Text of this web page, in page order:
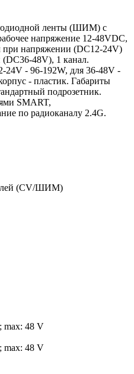
ленты (ШИМ) с
напряжение 12-48VDC,
при напряжении (DC12-24V)
48V), 1 канал.
24V - 96-192W, для 36-48V -
- пластик. Габариты
подрозетник.
SMART,
по радиоканалу 2.4G.
(CV/ШИМ)
max: 48 V
max: 48 V